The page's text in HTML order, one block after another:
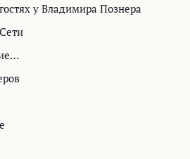
у Владимира Познера